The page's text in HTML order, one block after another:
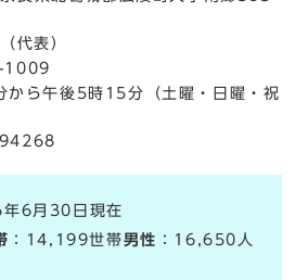
（代表）
1009
から午後5時15分（土曜・日曜・祝
6月30日現在
：14,199世帯男性 ：16,650人